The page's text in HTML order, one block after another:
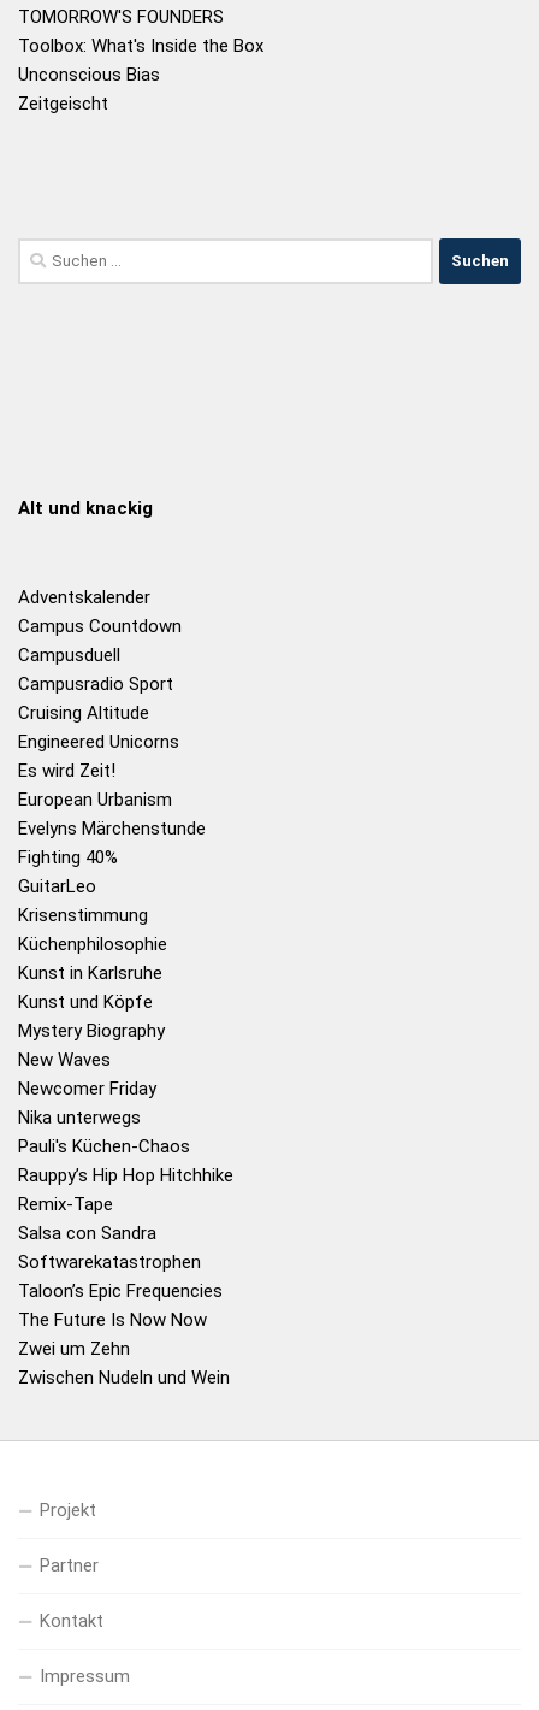
TOMORROW'S FOUNDERS
Toolbox: What's Inside the Box
Unconscious Bias
Zeitgeischt
Alt und knackig
Adventskalender
Campus Countdown
Campusduell
Campusradio Sport
Cruising Altitude
Engineered Unicorns
Es wird Zeit!
European Urbanism
Evelyns Märchenstunde
Fighting 40%
GuitarLeo
Krisenstimmung
Küchenphilosophie
Kunst in Karlsruhe
Kunst und Köpfe
Mystery Biography
New Waves
Newcomer Friday
Nika unterwegs
Pauli's Küchen-Chaos
Rauppy’s Hip Hop Hitchhike
Remix-Tape
Salsa con Sandra
Softwarekatastrophen
Taloon’s Epic Frequencies
The Future Is Now Now
Zwei um Zehn
Zwischen Nudeln und Wein
Projekt
Partner
Kontakt
Impressum